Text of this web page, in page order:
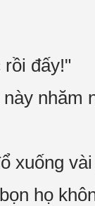
đấy!"
nhăm
xuống
họ